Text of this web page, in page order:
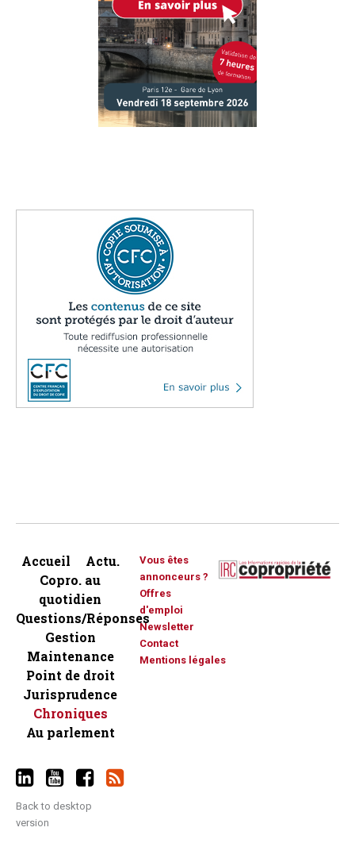
Accueil
Actu.
Copro. au
quotidien
Questions/Réponses
Gestion
Maintenance
Point de droit
Jurisprudence
Chroniques
Au parlement
Vous êtes
annonceurs ?
Offres
d'emploi
Newsletter
Contact
Mentions légales
Back to desktop
version